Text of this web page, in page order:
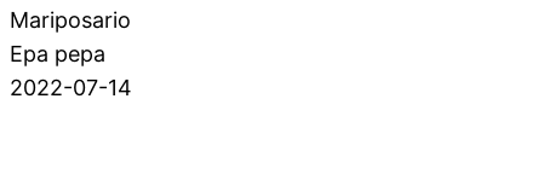
Mariposario
Epa pepa
2022-07-14